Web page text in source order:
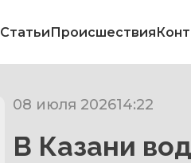
СтатьиПроисшествия
08 июля 202614:22
В Казани